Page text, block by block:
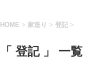
HOME > 家造り > 登記 >
「 登記 」 一覧